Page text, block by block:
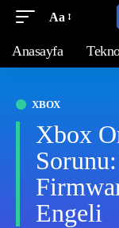
Aa
Anasayfa
XBOX
Xbox
Engeli